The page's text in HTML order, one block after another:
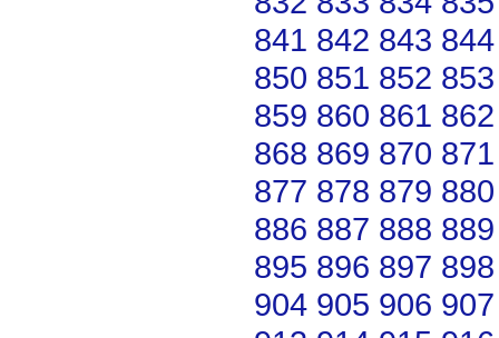
841 842 843 844
850 851 852 853
859 860 861 862
868 869 870 871
877 878 879 880
886 887 888 889
895 896 897 898
904 905 906 907